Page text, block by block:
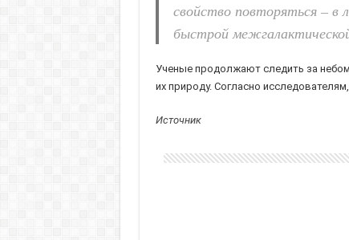
свойство повторяться – в
быстрой
Ученые продолжают следить за небом
их природу. Согласно
Источник